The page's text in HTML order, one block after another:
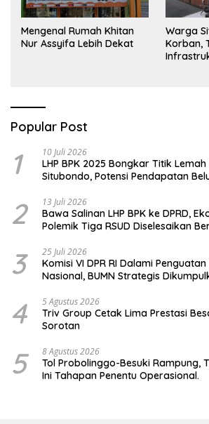
Mengenal Rumah Khitan
Nur Assyifa Lebih Dekat
Warga
Korban,
Popular Post
1 10 Juli 2026
LHP BPK 2025 Bongkar Titik
Situbondo, Potensi Pendapatan
2 13 Juli 2026
Bawa Salinan LHP BPK ke DPRD,
Polemik Tiga RSUD Diselesaikan
3 25 Juli 2026
Komisi VI DPR RI Dalami
Nasional, BUMN Strategis
4 5 Agustus 2026
Triv Group Cetak Lima Prestasi
Sorotan
5 8 Agustus 2026
Tol Probolinggo-Besuki Rampung,
Ini Tahapan Penentu Operasional.